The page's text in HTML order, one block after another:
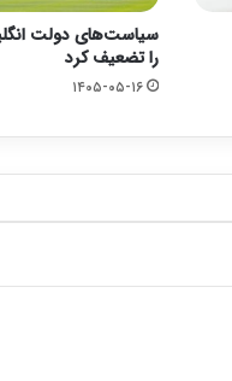
سیاست‌های دولت
را تضعیف کرد
۱۴۰۵-۰۵-۱۶